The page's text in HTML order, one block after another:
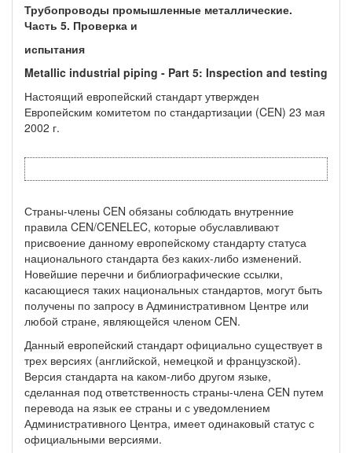
Трубопроводы промышленные металлические.
Часть 5. Проверка и
испытания
Metallic industrial piping - Part 5: Inspection and testing
Настоящий европейский стандарт утвержден
Европейским комитетом по стандартизации (CEN) 23 мая
2002 г.
Страны-члены CEN обязаны соблюдать внутренние
правила CEN/CENELEC, которые обуславливают
присвоение данному европейскому стандарту статуса
национального стандарта без каких-либо изменений.
Новейшие перечни и библиографические ссылки,
касающиеся таких национальных стандартов, могут быть
получены по запросу в Административном Центре или
любой стране, являющейся членом CEN.
Данный европейский стандарт официально существует в
трех версиях (английской, немецкой и французской).
Версия стандарта на каком-либо другом языке,
сделанная под ответственность страны-члена CEN путем
перевода на язык ее страны и с уведомлением
Административного Центра, имеет одинаковый статус с
официальными версиями.